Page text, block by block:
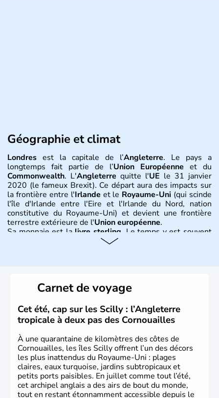
Géographie et climat
Londres est la capitale de l’Angleterre. Le pays a
longtemps fait partie de l’Union Européenne et du
Commonwealth. L'Angleterre quitte l'UE le 31 janvier
2020 (le fameux Brexit). Ce départ aura des impacts sur
la frontière entre l'Irlande et le Royaume-Uni (qui scinde
l'île d'Irlande entre l'Eire et l'Irlande du Nord, nation
constitutive du Royaume-Uni) et devient une frontière
terrestre extérieure de l'Union européenne.
Sa monnaie est lalivre sterling . Le temps y est souvent
instable avec de nombreuses précipitations : il s’agit d’un
Histoire et administration
L'Angleterre est l’une des quatre nations constitutives du
Royaume-Uni. Elle est peuplée de plus de 50 millions
d’habitants, les Anglais, et constitue à elle seule, près de
84% de la population de l’ensemble. Le pays s’est créé au
Xème siècle et tient son nom desAngles
germanique installé sur ces terres. Première démocratie
parlementaire au monde, elle doit son développement à
l’essor industriel du XIXème siècle.
Carnet de voyage
Cet été, cap sur les Scilly : l’Angleterre
tropicale à deux pas des Cornouailles
À une quarantaine de kilomètres des côtes de
Cornouailles, les îles Scilly offrent l’un des décors
les plus inattendus du Royaume-Uni : plages
claires, eaux turquoise, jardins subtropicaux et
petits ports paisibles. En juillet comme tout l’été,
cet archipel anglais a des airs de bout du monde,
tout en restant étonnamment accessible depuis le